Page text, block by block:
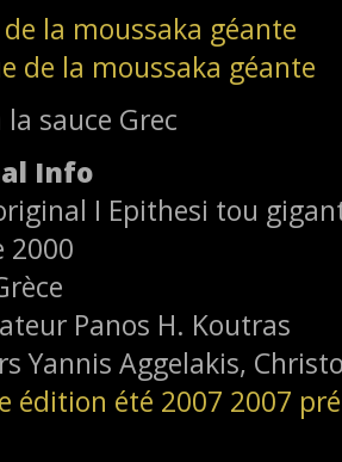
la moussaka géante
sauce Grec
Info
I Epithesi tou
2000
Panos H. Koutras
Yannis Aggelakis,
édition été 2007 2007